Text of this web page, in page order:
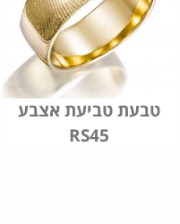
טבעת טביעת אצבע
RS45